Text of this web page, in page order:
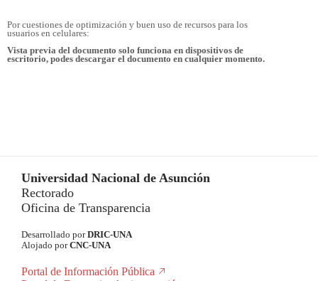
Por cuestiones de optimización y buen uso de recursos para los
usuarios en celulares:
Vista previa del documento solo funciona en dispositivos de
escritorio, podes descargar el documento en cualquier momento.
Universidad Nacional de Asunción
Rectorado
Oficina de Transparencia
Desarrollado porDRIC-UNA
Alojado porCNC-UNA
Portal de Información Pública